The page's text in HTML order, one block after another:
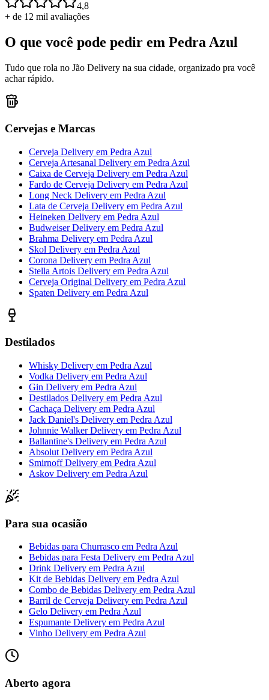
4,8
+ de 12 mil avaliações
O que você pode pedir em Pedra Azul
Tudo que rola no Jão Delivery na sua cidade, organizado pra você
achar rápido.
Cervejas e Marcas
Cerveja Delivery em Pedra Azul
Cerveja Artesanal Delivery em Pedra Azul
Caixa de Cerveja Delivery em Pedra Azul
Fardo de Cerveja Delivery em Pedra Azul
Long Neck Delivery em Pedra Azul
Lata de Cerveja Delivery em Pedra Azul
Heineken Delivery em Pedra Azul
Budweiser Delivery em Pedra Azul
Brahma Delivery em Pedra Azul
Skol Delivery em Pedra Azul
Corona Delivery em Pedra Azul
Stella Artois Delivery em Pedra Azul
Cerveja Original Delivery em Pedra Azul
Spaten Delivery em Pedra Azul
Destilados
Whisky Delivery em Pedra Azul
Vodka Delivery em Pedra Azul
Gin Delivery em Pedra Azul
Destilados Delivery em Pedra Azul
Cachaça Delivery em Pedra Azul
Jack Daniel's Delivery em Pedra Azul
Johnnie Walker Delivery em Pedra Azul
Ballantine's Delivery em Pedra Azul
Absolut Delivery em Pedra Azul
Smirnoff Delivery em Pedra Azul
Askov Delivery em Pedra Azul
Para sua ocasião
Bebidas para Churrasco em Pedra Azul
Bebidas para Festa Delivery em Pedra Azul
Drink Delivery em Pedra Azul
Kit de Bebidas Delivery em Pedra Azul
Combo de Bebidas Delivery em Pedra Azul
Barril de Cerveja Delivery em Pedra Azul
Gelo Delivery em Pedra Azul
Espumante Delivery em Pedra Azul
Vinho Delivery em Pedra Azul
Aberto agora